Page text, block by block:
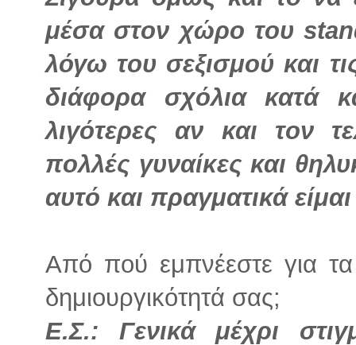
μέσα στον χώρο του
λόγω του σεξισμού και
διάφορα σχόλια κατά
λιγότερες αν και τον
πολλές γυναίκες και
αυτό και πραγματικά
Από πού εμπνέεστε για
δημιουργικότητά σας;
Ε.Σ.: Γενικά μέχρι